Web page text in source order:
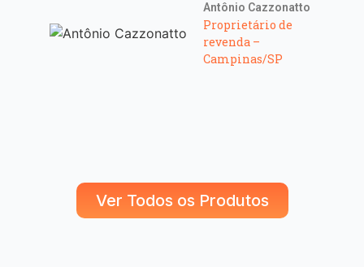
Antônio Cazzonatto
Proprietário de
revenda –
Campinas/SP
Ver Todos os Produtos